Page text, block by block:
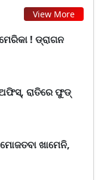
View More
! ଡ୍ରାଗନ
ରାତିରେ ଫୁଡ୍
ଖାମେନି,